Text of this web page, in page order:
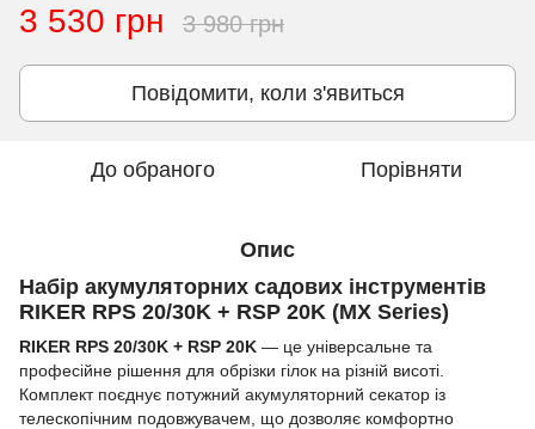
3 530 грн 3 980 грн
Повідомити, коли з'явиться
До обраного Порівняти
Опис
Набір акумуляторних садових інструментів
RIKER RPS 20/30K + RSP 20K (MX Series)
RIKER RPS 20/30K + RSP 20K — це універсальне та
професійне рішення для обрізки гілок на різній висоті.
Комплект поєднує потужний акумуляторний секатор із
телескопічним подовжувачем, що дозволяє комфортно